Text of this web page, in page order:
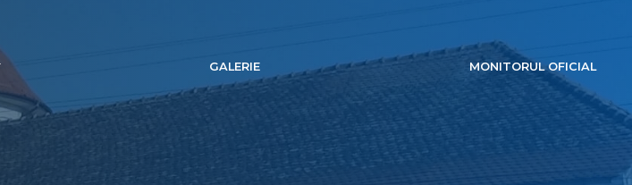
GALERIE MONITORUL OFICIAL